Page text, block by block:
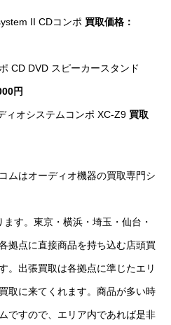
II CDコンポ 買取価格：
CD DVD スピーカースタンド
円
ィオシステムコンポ XC-Z9 買取
ムはオーディオ機器の買取専門シ
す。東京・横浜・埼玉・仙台・
拠点に直接商品を持ち込む店頭買
。出張買取は各拠点に準じたエリ
取に来てくれます。商品が多い時
ですので、エリア内であれば是非